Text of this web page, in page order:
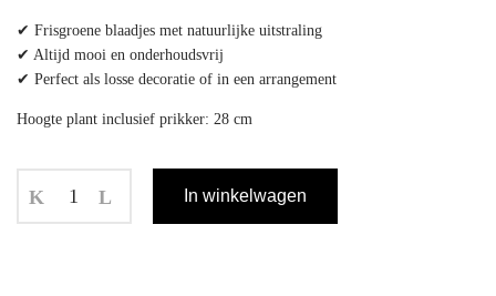
✔ Frisgroene blaadjes met natuurlijke uitstraling
✔ Altijd mooi en onderhoudsvrij
✔ Perfect als losse decoratie of in een arrangement
Hoogte plant inclusief prikker: 28 cm
In winkelwagen